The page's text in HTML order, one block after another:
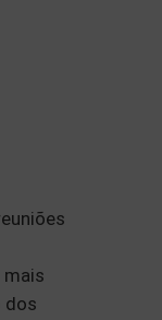
mais
dos